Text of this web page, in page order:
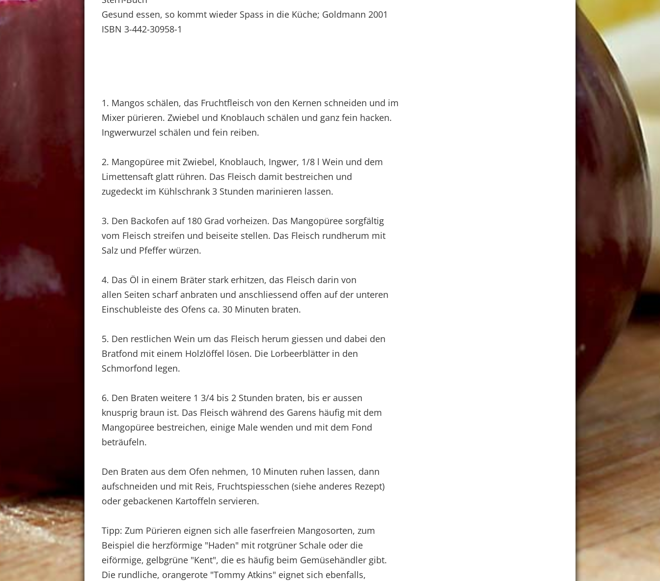
Gesund essen, so kommt wieder Spass in die Küche; Goldmann 2001
ISBN 3-442-30958-1
1. Mangos schälen, das Fruchtfleisch von den Kernen schneiden und im
Mixer pürieren. Zwiebel und Knoblauch schälen und ganz fein hacken.
Ingwerwurzel schälen und fein reiben.
2. Mangopüree mit Zwiebel, Knoblauch, Ingwer, 1/8 l Wein und dem
Limettensaft glatt rühren. Das Fleisch damit bestreichen und
zugedeckt im Kühlschrank 3 Stunden marinieren lassen.
3. Den Backofen auf 180 Grad vorheizen. Das Mangopüree sorgfältig
vom Fleisch streifen und beiseite stellen. Das Fleisch rundherum mit
Salz und Pfeffer würzen.
4. Das Öl in einem Bräter stark erhitzen, das Fleisch darin von
allen Seiten scharf anbraten und anschliessend offen auf der unteren
Einschubleiste des Ofens ca. 30 Minuten braten.
5. Den restlichen Wein um das Fleisch herum giessen und dabei den
Bratfond mit einem Holzlöffel lösen. Die Lorbeerblätter in den
Schmorfond legen.
6. Den Braten weitere 1 3/4 bis 2 Stunden braten, bis er aussen
knusprig braun ist. Das Fleisch während des Garens häufig mit dem
Mangopüree bestreichen, einige Male wenden und mit dem Fond
beträufeln.
Den Braten aus dem Ofen nehmen, 10 Minuten ruhen lassen, dann
aufschneiden und mit Reis, Fruchtspiesschen (siehe anderes Rezept)
oder gebackenen Kartoffeln servieren.
Tipp: Zum Pürieren eignen sich alle faserfreien Mangosorten, zum
Beispiel die herzförmige "Haden" mit rotgrüner Schale oder die
eiförmige, gelbgrüne "Kent", die es häufig beim Gemüsehändler gibt.
Die rundliche, orangerote "Tommy Atkins" eignet sich ebenfalls,